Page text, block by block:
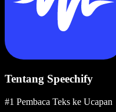
Tentang Speechify
#1 Pembaca Teks ke Ucapan